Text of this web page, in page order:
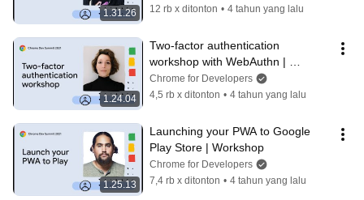
1.31.26
12 rb x ditonton • 4 tahun yang lalu
1.24.04
Two-factor authentication
workshop with WebAuthn |
Workshop
Chrome for Developers
4,5 rb x ditonton • 4 tahun yang lalu
1.25.13
Launching your PWA to Google
Play Store | Workshop
Chrome for Developers
7,4 rb x ditonton • 4 tahun yang lalu